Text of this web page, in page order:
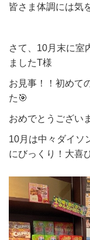
皆さま体調には気
さて、10月末に室
ましたT様
お見事！！初めて
た🎯
おめでとうござい
10月は中々ダイソ
にびっくり！大喜